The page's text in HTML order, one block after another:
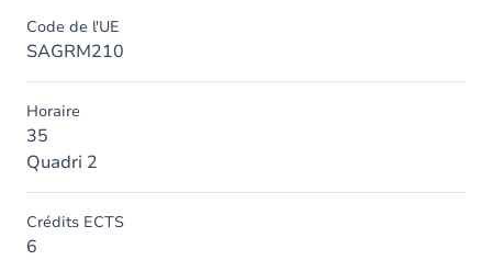
Code de l'UE
SAGRM210
Horaire
35
Quadri 2
Crédits ECTS
6